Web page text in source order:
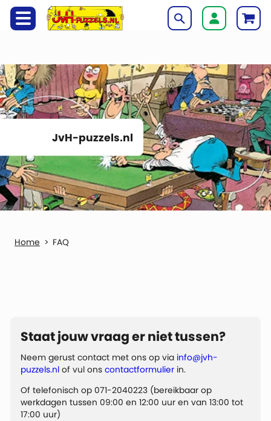
JvH-puzzels.nl
FAQ
Staat jouw vraag er niet tussen?
Neem gerust contact met ons op via info@jvh-
puzzels.nl of vul onscontactformulier in.
Of telefonisch op 071-2040223 (bereikbaar op
werkdagen tussen 09:00 en 12:00 uur en van 13:00 tot
17:00 uur)